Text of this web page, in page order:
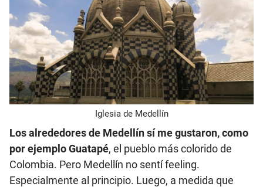
Iglesia de Medellín
Los alrededores de Medellín sí me gustaron, como
por ejemplo Guatapé, el pueblo más colorido de
Colombia. Pero Medellín no sentí feeling.
Especialmente al principio. Luego, a medida que